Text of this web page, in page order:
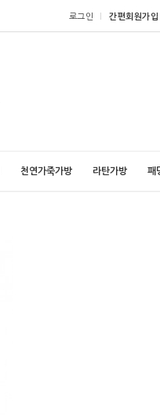
로그인 간편회원가입
천연가죽가방 라탄가방 패